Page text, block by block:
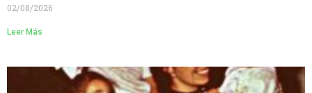
02/08/2026
Leer Más